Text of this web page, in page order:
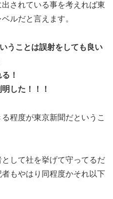
されている事を考えれば東
ルだと言えます。
うことは誤射をしても良い
！
した！！！
程度が東京新聞だというこ
して社を挙げて守ってるだ
もやはり同程度かそれ以下